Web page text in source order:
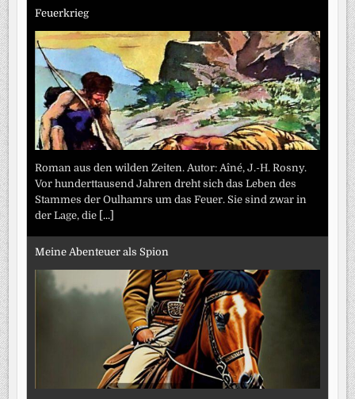
Feuerkrieg
Roman aus den wilden Zeiten. Autor: Aîné, J.-H. Rosny.
Vor hunderttausend Jahren dreht sich das Leben des
Stammes der Oulhamrs um das Feuer. Sie sind zwar in
der Lage, die [...]
Meine Abenteuer als Spion